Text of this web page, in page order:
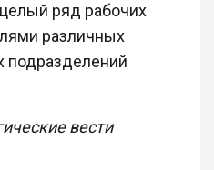
ряд рабочих
различных
подразделений
вести